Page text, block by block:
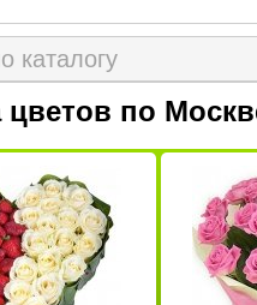
цветов по